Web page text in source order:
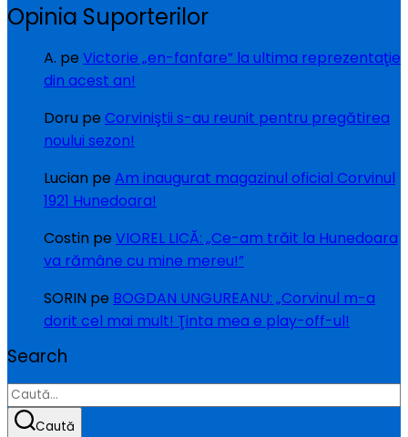
Opinia Suporterilor
A. peVictorie „en-fanfare” la ultima reprezentaţie
din acest an!
Doru peCorviniştii s-au reunit pentru pregătirea
noului sezon!
Lucian peAm inaugurat magazinul oficial Corvinul
1921 Hunedoara!
Costin peVIOREL LICĂ: „Ce-am trăit la Hunedoara
va rămâne cu mine mereu!”
SORIN pe BOGDAN UNGUREANU: „Corvinul m-a
dorit cel mai mult! Ţinta mea e play-off-ul!
Search
Caută
după:
Caută